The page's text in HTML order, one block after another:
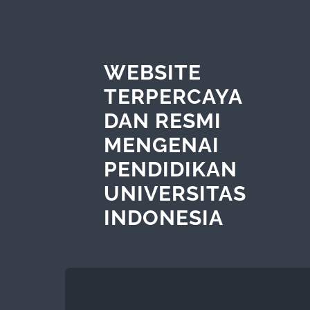
WEBSITE
TERPERCAYA
DAN RESMI
MENGENAI
PENDIDIKAN
UNIVERSITAS
INDONESIA